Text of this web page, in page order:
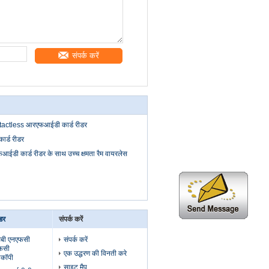
संपर्क करें
आरएफआईडी कार्ड रीडर
रीडर
कार्ड रीडर के साथ उच्च क्षमता रैम वायरलेस
एनएफसी
संपर्क करें
संपर्क करें
एक उद्धरण की विनती करे
साइट मैप